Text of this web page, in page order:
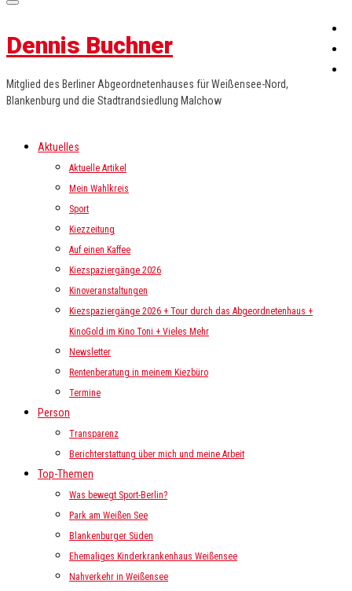
Dennis Buchner
Mitglied des Berliner Abgeordnetenhauses für Weißensee-Nord,
Blankenburg und die Stadtrandsiedlung Malchow
Aktuelles
Aktuelle Artikel
Mein Wahlkreis
Sport
Kiezzeitung
Auf einen Kaffee
Kiezspaziergänge 2026
Kinoveranstaltungen
Kiezspaziergänge 2026 + Tour durch das Abgeordnetenhaus +
KinoGold im Kino Toni + Vieles Mehr
Newsletter
Rentenberatung in meinem Kiezbüro
Termine
Person
Transparenz
Berichterstattung über mich und meine Arbeit
Top-Themen
Was bewegt Sport-Berlin?
Park am Weißen See
Blankenburger Süden
Ehemaliges Kinderkrankenhaus Weißensee
Nahverkehr in Weißensee